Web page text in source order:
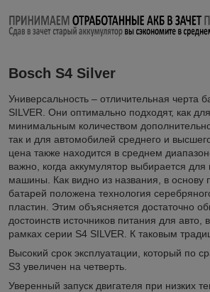
Bosch S4 Silver
Универсальность – отличительная черта
SILVER. Они оптимально подходят, как
минимальным количеством
так и для автомобилей среднего и
цена также находится в среднем
важно, когда аккумулятор выбирается
машины. Как видно из названия, в основу
батарей положена технология
пластин. Этим объясняется достаточно
достоинств источников питания для авто,
рамках серии S4 SILVER. К таковым
Высокий срок эксплуатации, который по
S3 увеличен на четверть.
Уверенный запуск двигателя при низких